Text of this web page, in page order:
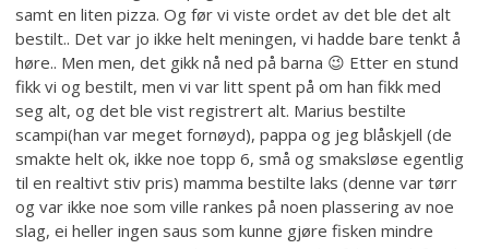
samt en liten pizza. Og før vi viste ordet av det ble det alt
bestilt.. Det var jo ikke helt meningen, vi hadde bare tenkt å
høre.. Men men, det gikk nå ned på barna 😉 Etter en stund
fikk vi og bestilt, men vi var litt spent på om han fikk med
seg alt, og det ble vist registrert alt. Marius bestilte
scampi(han var meget fornøyd), pappa og jeg blåskjell (de
smakte helt ok, ikke noe topp 6, små og smaksløse egentlig
til en realtivt stiv pris) mamma bestilte laks (denne var tørr
og var ikke noe som ville rankes på noen plassering av noe
slag, ei heller ingen saus som kunne gjøre fisken mindre